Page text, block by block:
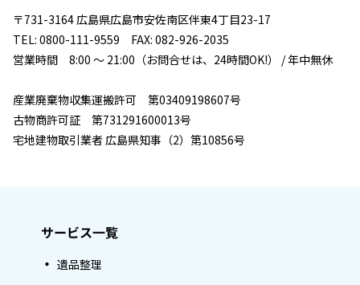
〒731-3164 広島県広島市安佐南区伴東4丁目23-17
TEL: 0800-111-9559 FAX: 082-926-2035
営業時間 8:00 ～ 21:00（お問合せは、24時間OK!） / 年中無休
産業廃棄物収集運搬許可 第03409198607号
古物商許可証 第731291600013号
宅地建物取引業者 広島県知事（2）第10856号
サービス一覧
遺品整理